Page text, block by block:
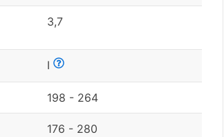
3,7
I
198 - 264
176 - 280